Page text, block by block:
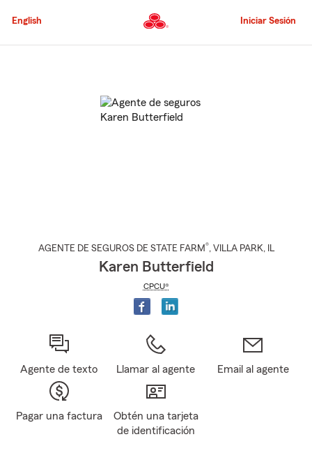
al
principal
English Iniciar Sesión
AGENTE DE SEGUROS DE STATE FARM®, VILLA PARK, IL
Karen Butterfield
CPCU®
Agente de texto Llamar al agente Email al agente
Pagar una factura
Obtén una tarjeta
de identificación